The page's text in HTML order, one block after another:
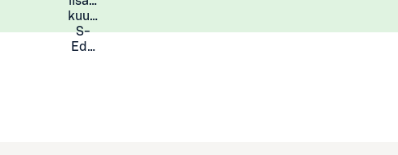
kuukauden
S-
Eduista